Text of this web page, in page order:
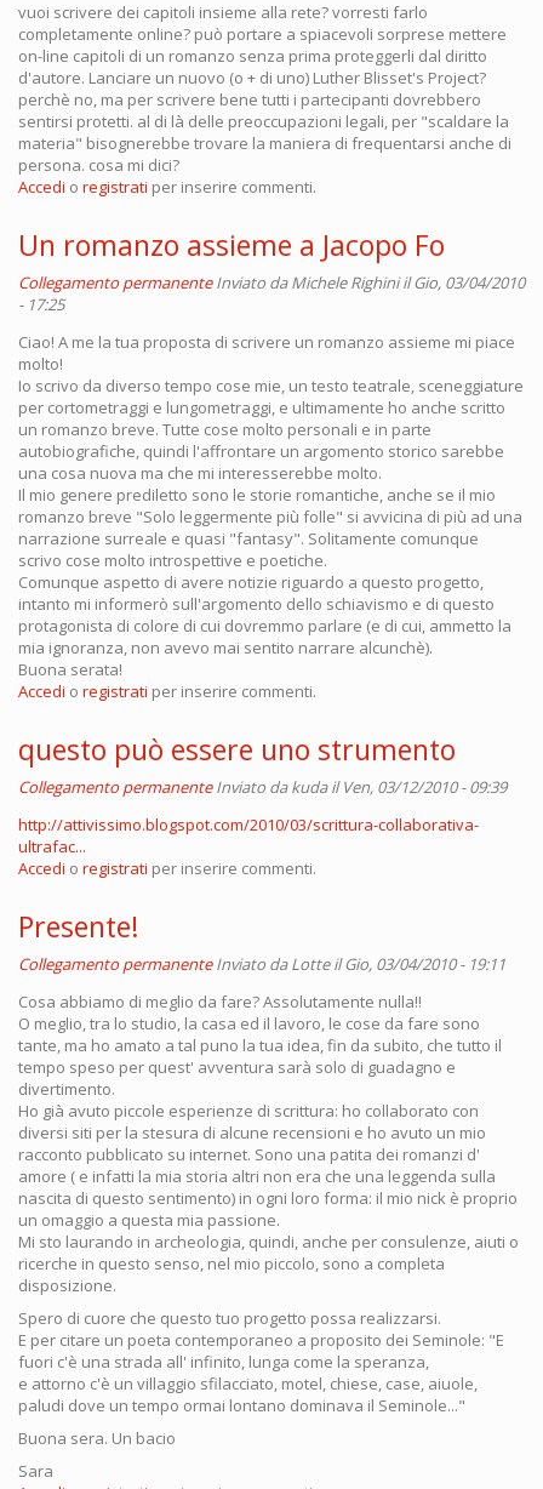
vuoi scrivere dei capitoli insieme alla rete? vorresti farlo
completamente online? può portare a spiacevoli sorprese mettere
on-line capitoli di un romanzo senza prima proteggerli dal diritto
d'autore. Lanciare un nuovo (o + di uno) Luther Blisset's Project?
perchè no, ma per scrivere bene tutti i partecipanti dovrebbero
sentirsi protetti. al di là delle preoccupazioni legali, per "scaldare la
materia" bisognerebbe trovare la maniera di frequentarsi anche di
persona. cosa mi dici?
Accedi o registrati per inserire commenti.
Un romanzo assieme a Jacopo Fo
Collegamento permanente Inviato daMichele Righiniil Gio, 03/04/2010
- 17:25
Ciao! A me la tua proposta di scrivere un romanzo assieme mi piace
molto!
Io scrivo da diverso tempo cose mie, un testo teatrale, sceneggiature
per cortometraggi e lungometraggi, e ultimamente ho anche scritto
un romanzo breve. Tutte cose molto personali e in parte
autobiografiche, quindi l'affrontare un argomento storico sarebbe
una cosa nuova ma che mi interesserebbe molto.
Il mio genere prediletto sono le storie romantiche, anche se il mio
romanzo breve "Solo leggermente più folle" si avvicina di più ad una
narrazione surreale e quasi "fantasy". Solitamente comunque
scrivo cose molto introspettive e poetiche.
Comunque aspetto di avere notizie riguardo a questo progetto,
intanto mi informerò sull'argomento dello schiavismo e di questo
protagonista di colore di cui dovremmo parlare (e di cui, ammetto la
mia ignoranza, non avevo mai sentito narrare alcunchè).
Buona serata!
Accedi o registrati per inserire commenti.
questo può essere uno strumento
Collegamento permanente Inviato dakudail Ven, 03/12/2010 - 09:39
http://attivissimo.blogspot.com/2010/03/scrittura-collaborativa-
ultrafac...
Accedi o registrati per inserire commenti.
Presente!
Collegamento permanente Inviato daLotteil Gio, 03/04/2010 - 19:11
Cosa abbiamo di meglio da fare? Assolutamente nulla!!
O meglio, tra lo studio, la casa ed il lavoro, le cose da fare sono
tante, ma ho amato a tal puno la tua idea, fin da subito, che tutto il
tempo speso per quest' avventura sarà solo di guadagno e
divertimento.
Ho già avuto piccole esperienze di scrittura: ho collaborato con
diversi siti per la stesura di alcune recensioni e ho avuto un mio
racconto pubblicato su internet. Sono una patita dei romanzi d'
amore ( e infatti la mia storia altri non era che una leggenda sulla
nascita di questo sentimento) in ogni loro forma: il mio nick è proprio
un omaggio a questa mia passione.
Mi sto laurando in archeologia, quindi, anche per consulenze, aiuti o
ricerche in questo senso, nel mio piccolo, sono a completa
disposizione.
Spero di cuore che questo tuo progetto possa realizzarsi.
E per citare un poeta contemporaneo a proposito dei Seminole: "E
fuori c'è una strada all' infinito, lunga come la speranza,
e attorno c'è un villaggio sfilacciato, motel, chiese, case, aiuole,
paludi dove un tempo ormai lontano dominava il Seminole..."
Buona sera. Un bacio
Sara